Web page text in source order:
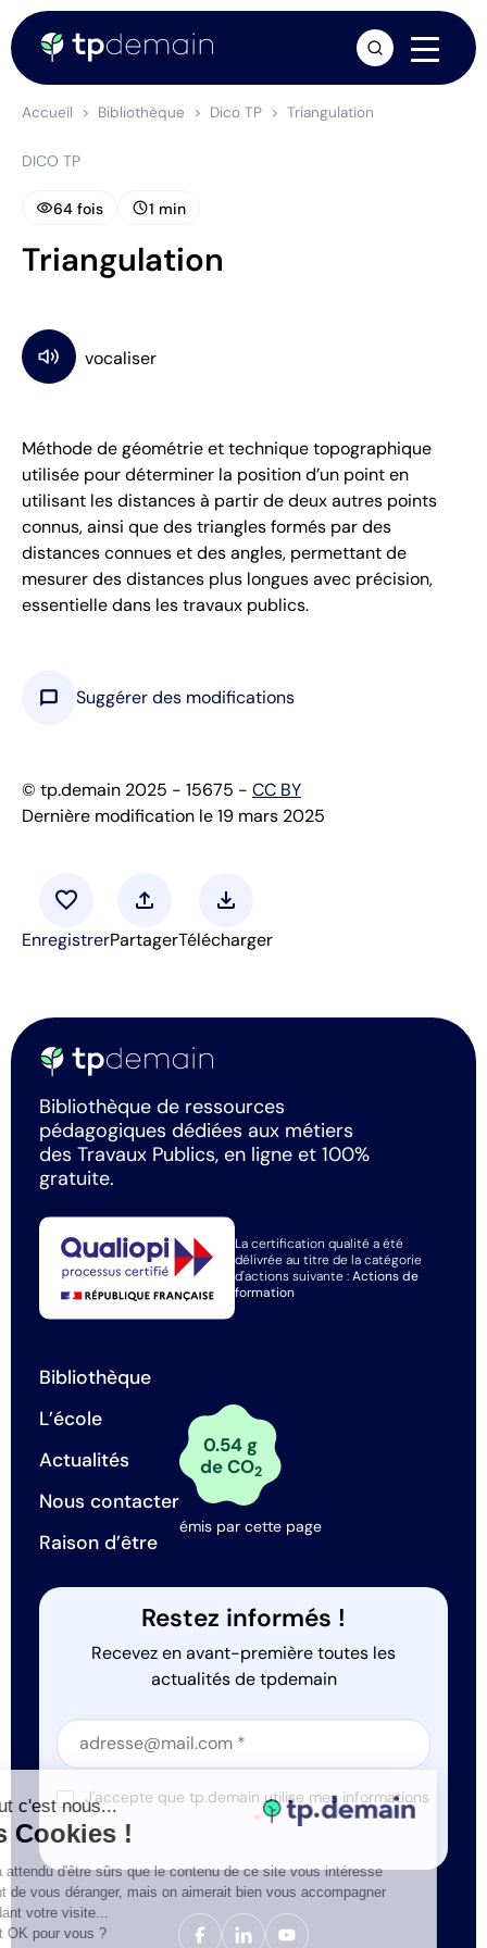
Accueil Bibliothèque Dico TP Triangulation
DICO TP
visibility64 fois schedule1 min
Triangulation
Méthode de géométrie et technique topographique
utilisée pour déterminer la position d’un point en
utilisant les distances à partir de deux autres points
connus, ainsi que des triangles formés par des
distances connues et des angles, permettant de
mesurer des distances plus longues avec précision,
essentielle dans les travaux publics.
chat_bubble Suggérer des modifications
© tp.demain 2025 - 15675 - CC BY
Dernière modification le 19 mars 2025
favorite
Enregistrer
upload
Partager
download
Télécharger
Bibliothèque de ressources
pédagogiques dédiées aux métiers
des Travaux Publics, en ligne et 100%
gratuite.
La certification qualité a été
délivrée au titre de la catégorie
d'actions suivante :Actions de
formation
Bibliothèque
L’école
Actualités
Nous contacter
Raison d’être
0.54 g
de CO2
émis par cette page
Restez informés !
Recevez en avant-première toutes les
actualités de tpdemain
Section
arrow_forward
Section
J'accepte que tp.demain utilise mes informations
*
Salut c'est nous...
les Cookies !
On a attendu d'être sûrs que le contenu de ce site vous intéresse
avant de vous déranger, mais on aimerait bien vous accompagner
pendant votre visite...
C'est OK pour vous ?